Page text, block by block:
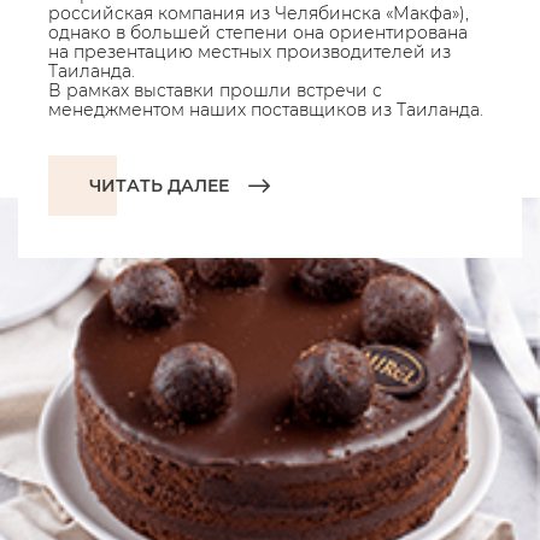
российская компания из Челябинска «Макфа»),
однако в большей степени она ориентирована
на презентацию местных производителей из
Таиланда.
В рамках выставки прошли встречи с
менеджментом наших поставщиков из Таиланда.
ЧИТАТЬ ДАЛЕЕ